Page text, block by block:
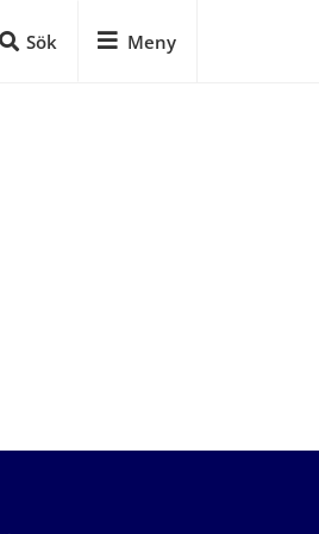
Sök Meny